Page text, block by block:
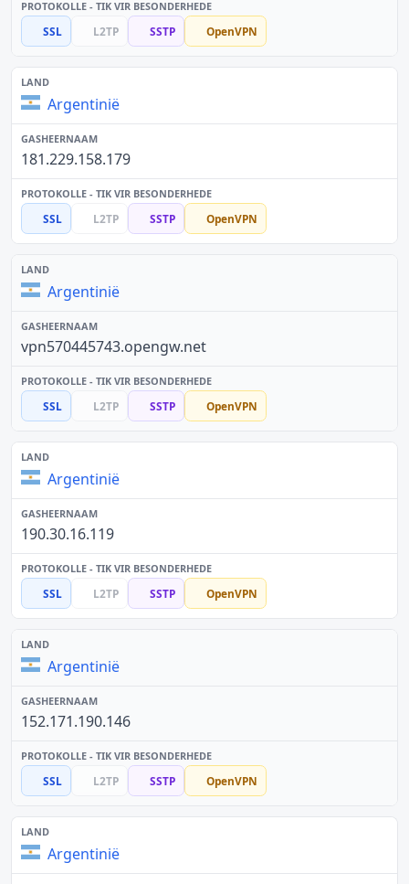
SSL L2TP SSTP OpenVPN
Argentinië
181.229.158.179
SSL L2TP SSTP OpenVPN
Argentinië
vpn570445743.opengw.net
SSL L2TP SSTP OpenVPN
Argentinië
190.30.16.119
SSL L2TP SSTP OpenVPN
Argentinië
152.171.190.146
SSL L2TP SSTP OpenVPN
Argentinië